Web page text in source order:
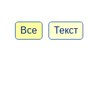
Все Текст